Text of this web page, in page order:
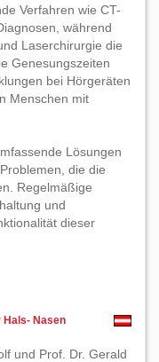
Verfahren wie CT-
während
Laserchirurgie die
Genesungszeiten
bei Hörgeräten
Menschen mit
Lösungen
die die
Regelmäßige
und
dieser
Hals- Nasen
und Prof. Dr. Gerald